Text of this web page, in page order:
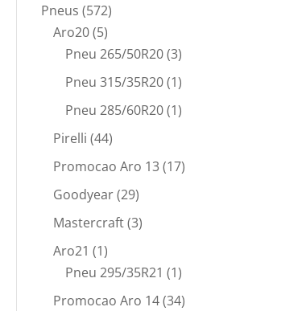
Pneus (572)
Aro20(5)
Pneu 265/50R20(3)
Pneu 315/35R20(1)
Pneu 285/60R20(1)
Pirelli (44)
Promocao Aro 13(17)
Goodyear(29)
Mastercraft(3)
Aro21 (1)
Pneu 295/35R21 (1)
Promocao Aro 14(34)